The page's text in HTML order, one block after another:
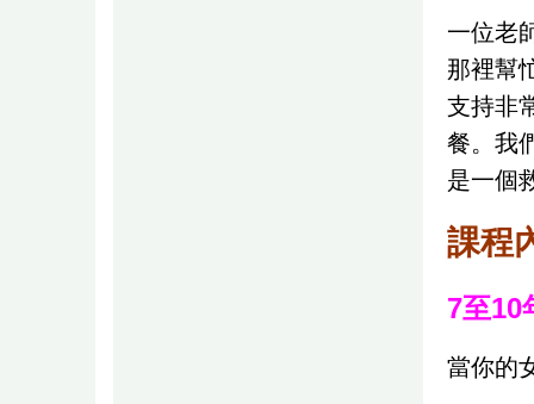
一位老
那裡幫
支持非
餐。我
是一個
課程
7至
當你的